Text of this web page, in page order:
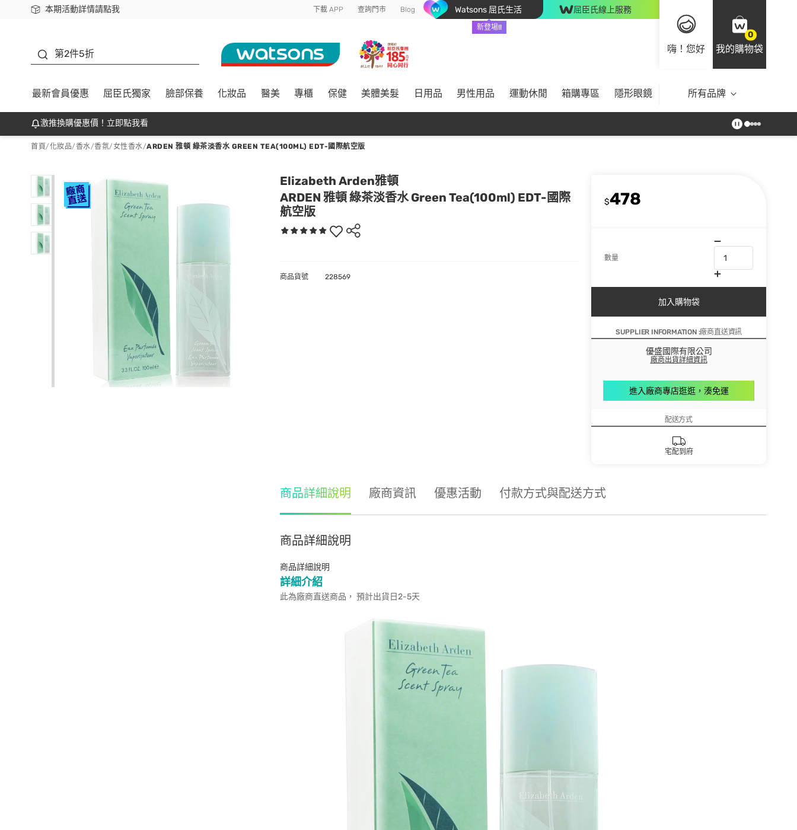
本期活動詳情請點我
下載app最高回饋$350 下載 APP 查詢門市 Blog Watsons 屈氏生活
新登場!!
屈臣氏線上服務
嗨！您好
0
我的購物袋
第2件5折
最新會員優惠 屈臣氏獨家 臉部保養 化妝品 醫美 專櫃 保健 美體美髮 日用品 男性用品 運動休閒 箱購專區 隱形眼鏡 所有品牌
激推換購優惠價！立即點我看
首頁/化妝品/香水/香氛/女性香水/ARDEN 雅頓 綠茶淡香水 GREEN TEA(100ML) EDT-國際航空版
Elizabeth Arden雅頓
ARDEN 雅頓 綠茶淡香水 Green Tea(100ml) EDT-國際
航空版
$478
數量
加入購物袋
SUPPLIER INFORMATION :廠商直送資訊
優盛國際有限公司
廠商出貨詳細資訊
進入廠商專店逛逛，湊免運
配送方式
宅配到府
商品貨號 228569
商品詳細說明 廠商資訊 優惠活動 付款方式與配送方式
商品詳細說明
商品詳細說明
詳細介紹
此為廠商直送商品， 預計出貨日2-5天